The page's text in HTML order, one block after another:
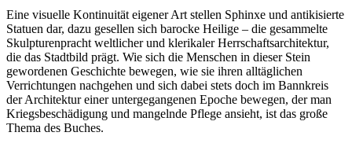
Eine visuelle Kontinuität eigener Art stellen Sphinxe und antikisierte
Statuen dar, dazu gesellen sich barocke Heilige – die gesammelte
Skulpturenpracht weltlicher und klerikaler Herrschaftsarchitektur,
die das Stadtbild prägt. Wie sich die Menschen in dieser Stein
gewordenen Geschichte bewegen, wie sie ihren alltäglichen
Verrichtungen nachgehen und sich dabei stets doch im Bannkreis
der Architektur einer untergegangenen Epoche bewegen, der man
Kriegsbeschädigung und mangelnde Pflege ansieht, ist das große
Thema des Buches.